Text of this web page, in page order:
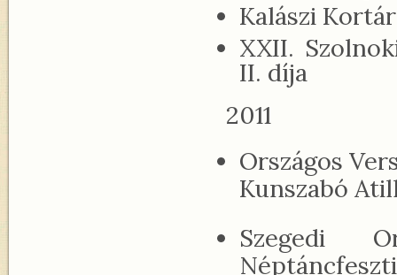
Kalászi
XXII.
II. díja
2011
Országos
Kunszabó
Szegedi